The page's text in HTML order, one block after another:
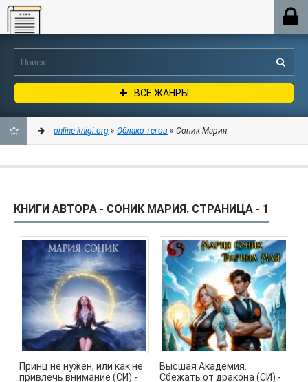
Online-knigi.org
ВСЕ ЖАНРЫ
ЗАКЛАДКИ
online-knigi.org » Облако тегов » Соник Мария
КНИГИ АВТОРА - СОНИК МАРИЯ. СТРАНИЦА - 1
Принц не нужен, или как не
привлечь внимание (СИ) -
Высшая Академия.
Сбежать от дракона (СИ) -